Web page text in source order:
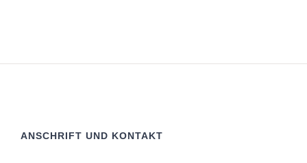
ANSCHRIFT UND KONTAKT